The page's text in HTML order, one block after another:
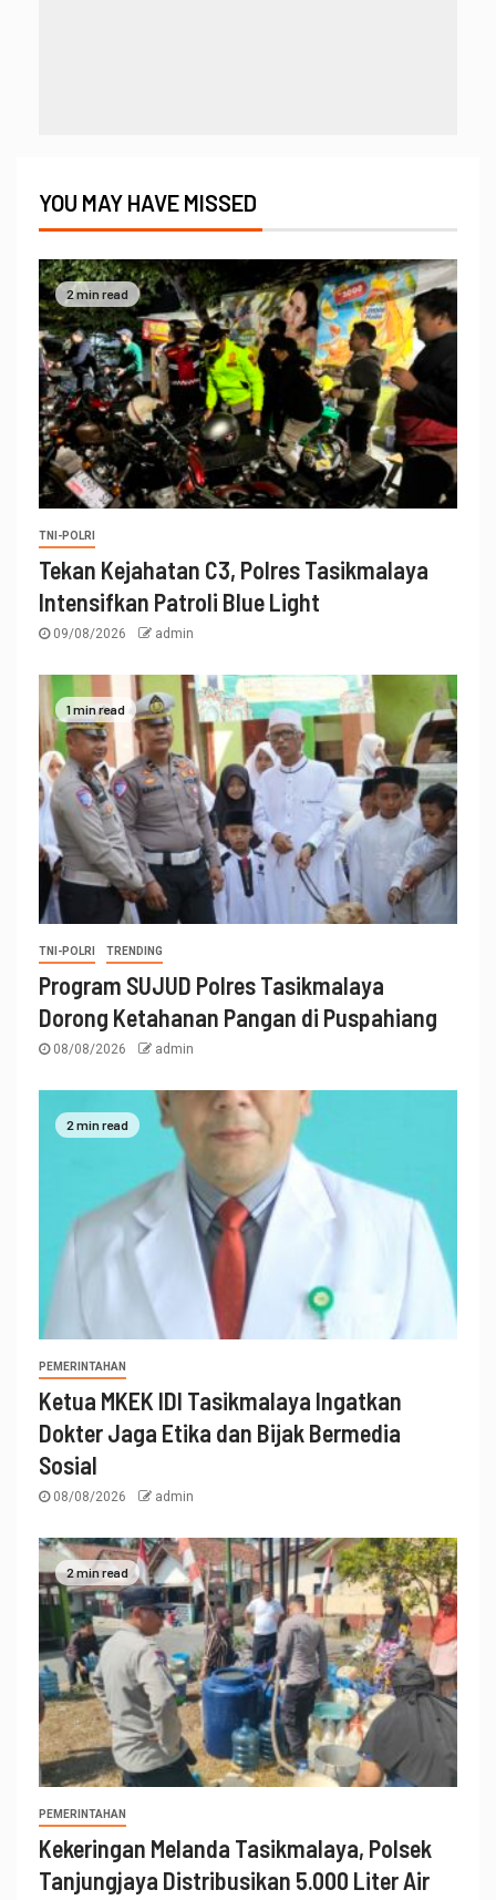
YOU MAY HAVE MISSED
2 min read
TNI-POLRI
Tekan Kejahatan C3, Polres Tasikmalaya
Intensifkan Patroli Blue Light
09/08/2026 admin
1 min read
TNI-POLRI TRENDING
Program SUJUD Polres Tasikmalaya
Dorong Ketahanan Pangan di Puspahiang
08/08/2026 admin
2 min read
PEMERINTAHAN
Ketua MKEK IDI Tasikmalaya Ingatkan
Dokter Jaga Etika dan Bijak Bermedia
Sosial
08/08/2026 admin
2 min read
PEMERINTAHAN
Kekeringan Melanda Tasikmalaya, Polsek
Tanjungjaya Distribusikan 5.000 Liter Air